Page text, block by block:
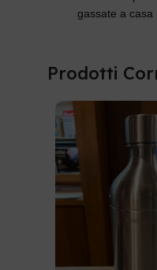
gassate a casa
Prodotti